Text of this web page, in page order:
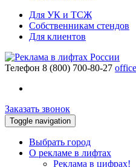
Для УК и ТСЖ
Собственникам стендов
Для клиентов
Телефон 8 (800) 700-80-27
Заказать звонок
Toggle navigation
Выбрать город
О рекламе в лифтах
Реклама в цифрах!